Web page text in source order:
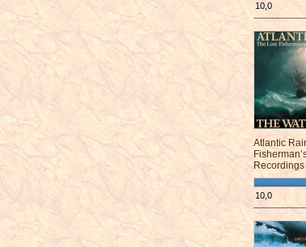
10,0
Atlantic
Recordings
10,0